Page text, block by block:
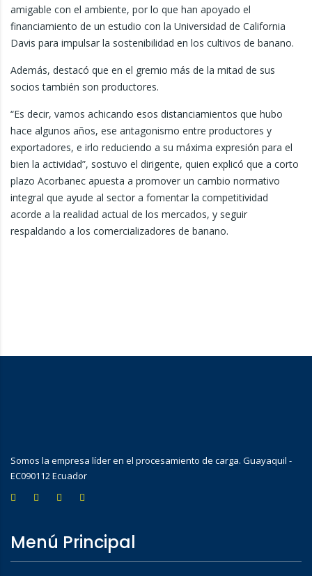
amigable con el ambiente, por lo que han apoyado el
financiamiento de un estudio con la Universidad de California
Davis para impulsar la sostenibilidad en los cultivos de banano.
Además, destacó que en el gremio más de la mitad de sus
socios también son productores.
“Es decir, vamos achicando esos distanciamientos que hubo
hace algunos años, ese antagonismo entre productores y
exportadores, e irlo reduciendo a su máxima expresión para el
bien la actividad”, sostuvo el dirigente, quien explicó que a corto
plazo Acorbanec apuesta a promover un cambio normativo
integral que ayude al sector a fomentar la competitividad
acorde a la realidad actual de los mercados, y seguir
respaldando a los comercializadores de banano.
Somos la empresa líder en el procesamiento de carga. Guayaquil -
EC090112 Ecuador
Menú Principal